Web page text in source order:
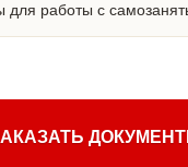
для работы с